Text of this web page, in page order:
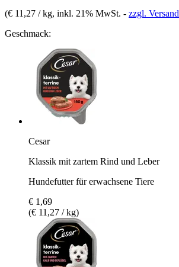
(€ 11,27 / kg, inkl. 21% MwSt. - zzgl. Versand
Geschmack:
Cesar
Klassik mit zartem Rind und Leber
Hundefutter für erwachsene Tiere
€ 1,69
(€ 11,27 / kg)